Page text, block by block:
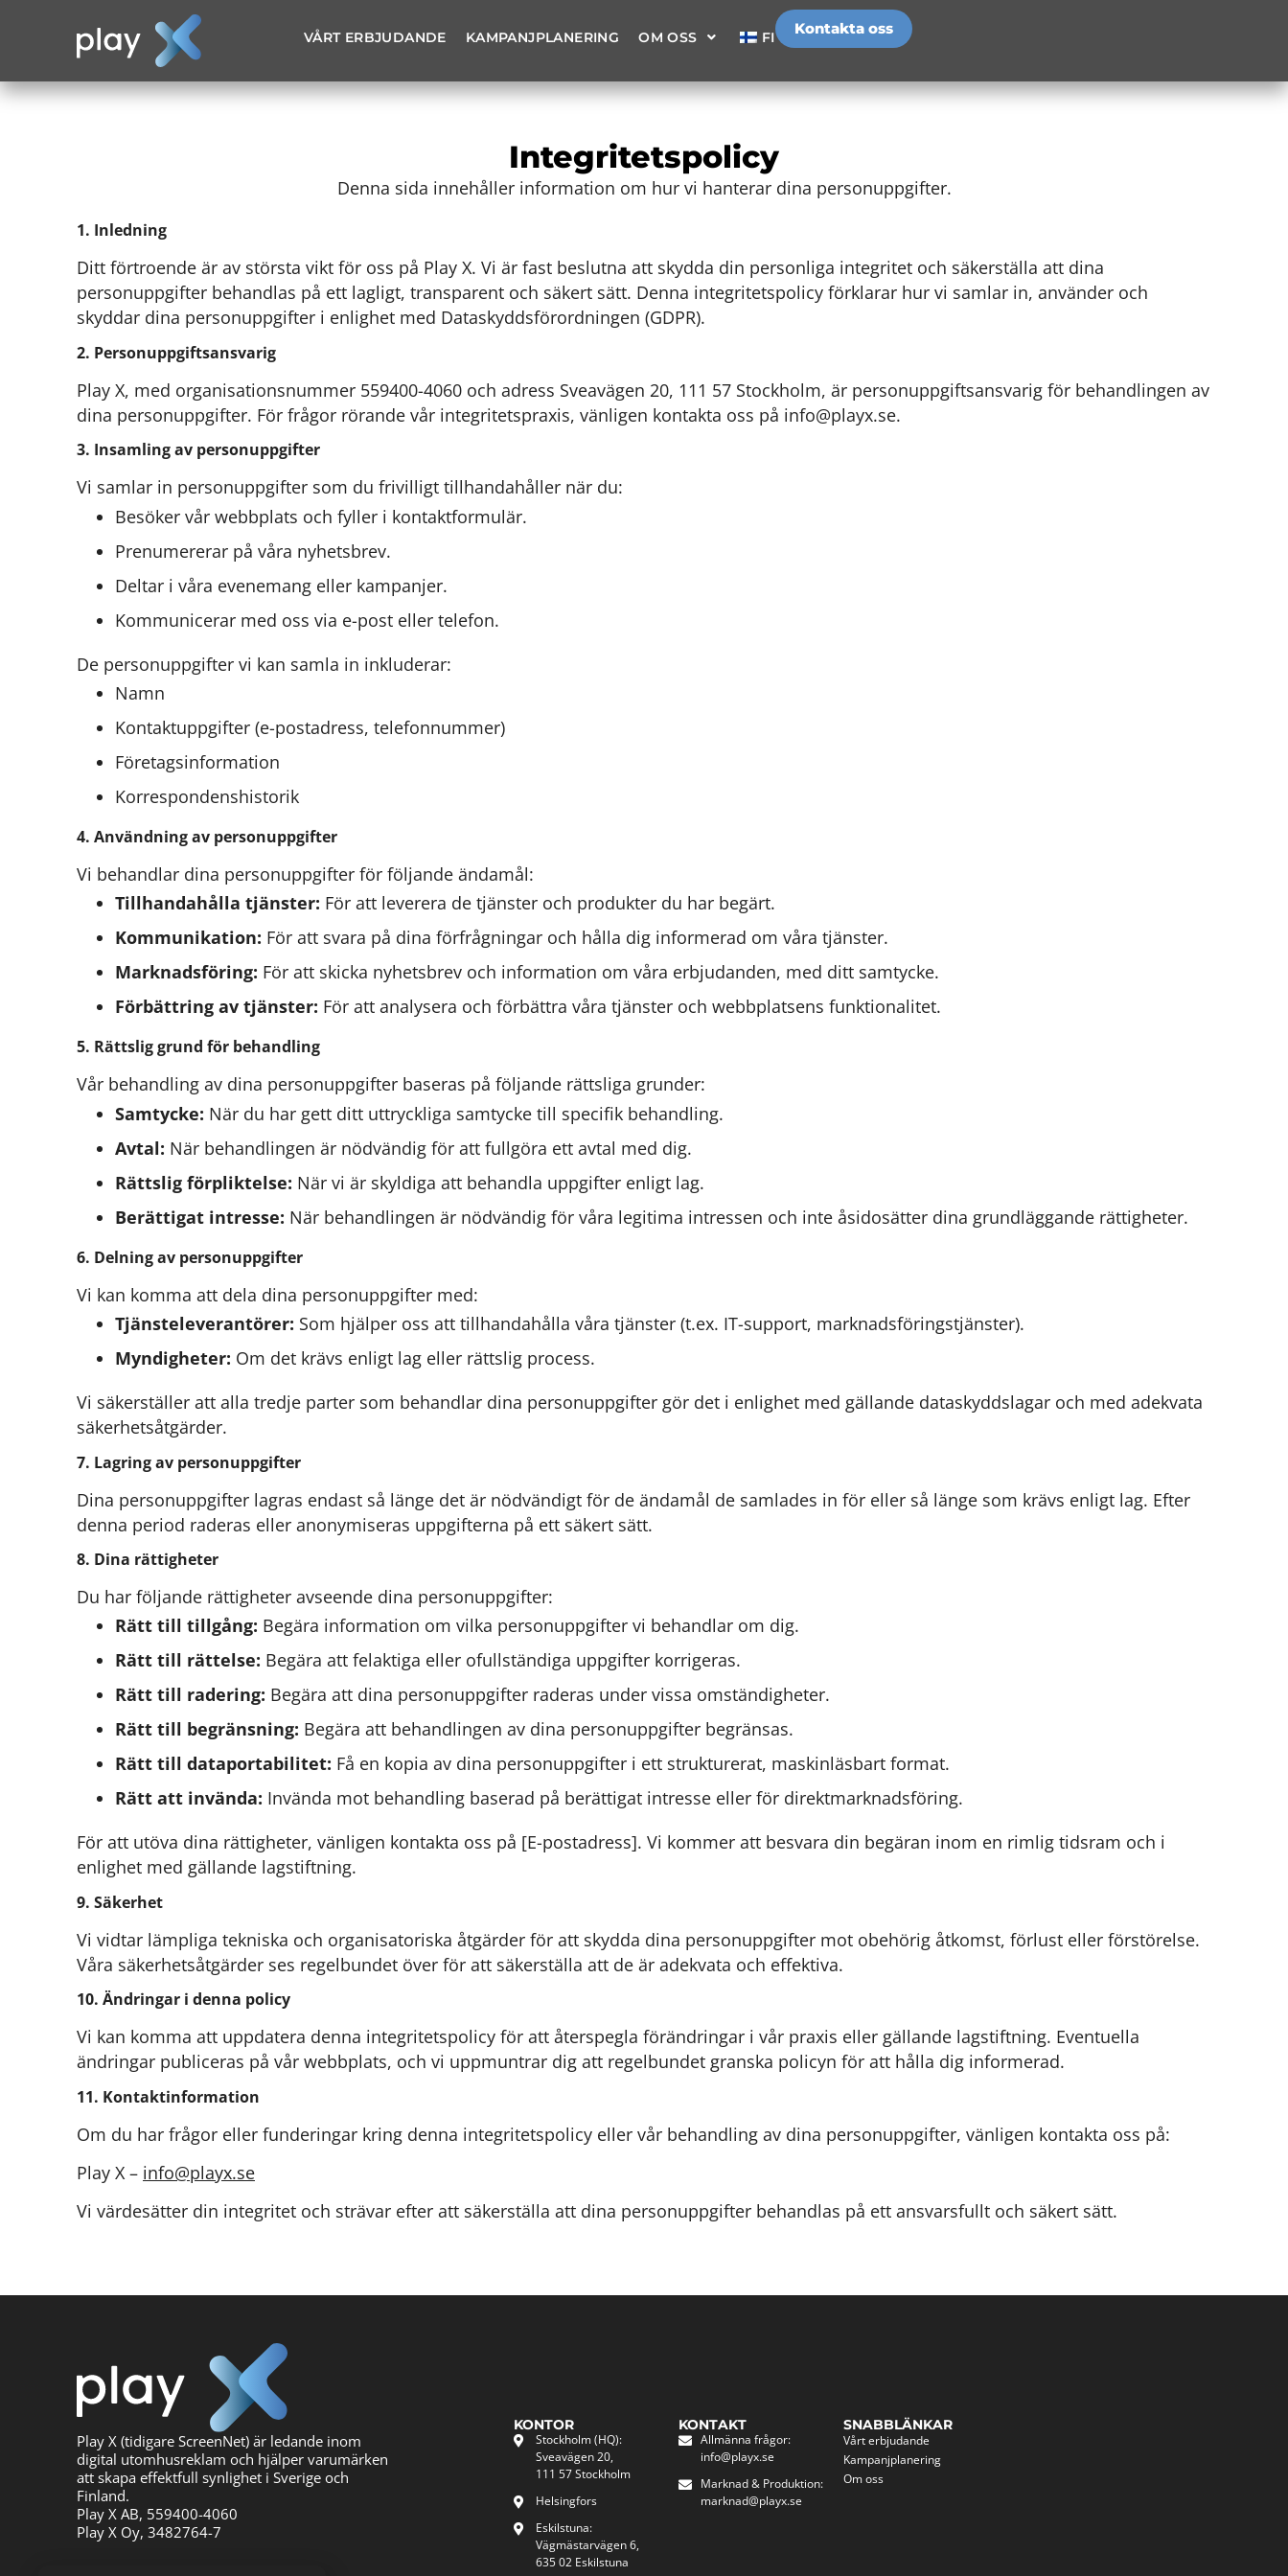
VÅRT ERBJUDANDE KAMPANJPLANERING OM OSS FI Kontakta oss
Integritetspolicy
Denna sida innehåller information om hur vi hanterar dina personuppgifter.
1. Inledning
Ditt förtroende är av största vikt för oss på Play X. Vi är fast beslutna att skydda din personliga integritet och säkerställa att dina
personuppgifter behandlas på ett lagligt, transparent och säkert sätt. Denna integritetspolicy förklarar hur vi samlar in, använder och
skyddar dina personuppgifter i enlighet med Dataskyddsförordningen (GDPR).
2. Personuppgiftsansvarig
Play X, med organisationsnummer 559400-4060 och adress Sveavägen 20, 111 57 Stockholm, är personuppgiftsansvarig för behandlingen av
dina personuppgifter. För frågor rörande vår integritetspraxis, vänligen kontakta oss på info@playx.se.
3. Insamling av personuppgifter
Vi samlar in personuppgifter som du frivilligt tillhandahåller när du:
Besöker vår webbplats och fyller i kontaktformulär.
Prenumererar på våra nyhetsbrev.
Deltar i våra evenemang eller kampanjer.
Kommunicerar med oss via e-post eller telefon.
De personuppgifter vi kan samla in inkluderar:
Namn
Kontaktuppgifter (e-postadress, telefonnummer)
Företagsinformation
Korrespondenshistorik
4. Användning av personuppgifter
Vi behandlar dina personuppgifter för följande ändamål:
Tillhandahålla tjänster: För att leverera de tjänster och produkter du har begärt.
Kommunikation: För att svara på dina förfrågningar och hålla dig informerad om våra tjänster.
Marknadsföring: För att skicka nyhetsbrev och information om våra erbjudanden, med ditt samtycke.
Förbättring av tjänster: För att analysera och förbättra våra tjänster och webbplatsens funktionalitet.
5. Rättslig grund för behandling
Vår behandling av dina personuppgifter baseras på följande rättsliga grunder:
Samtycke: När du har gett ditt uttryckliga samtycke till specifik behandling.
Avtal: När behandlingen är nödvändig för att fullgöra ett avtal med dig.
Rättslig förpliktelse: När vi är skyldiga att behandla uppgifter enligt lag.
Berättigat intresse: När behandlingen är nödvändig för våra legitima intressen och inte åsidosätter dina grundläggande rättigheter.
6. Delning av personuppgifter
Vi kan komma att dela dina personuppgifter med:
Tjänsteleverantörer: Som hjälper oss att tillhandahålla våra tjänster (t.ex. IT-support, marknadsföringstjänster).
Myndigheter: Om det krävs enligt lag eller rättslig process.
Vi säkerställer att alla tredje parter som behandlar dina personuppgifter gör det i enlighet med gällande dataskyddslagar och med adekvata
säkerhetsåtgärder.
7. Lagring av personuppgifter
Dina personuppgifter lagras endast så länge det är nödvändigt för de ändamål de samlades in för eller så länge som krävs enligt lag. Efter
denna period raderas eller anonymiseras uppgifterna på ett säkert sätt.
8. Dina rättigheter
Du har följande rättigheter avseende dina personuppgifter:
Rätt till tillgång: Begära information om vilka personuppgifter vi behandlar om dig.
Rätt till rättelse: Begära att felaktiga eller ofullständiga uppgifter korrigeras.
Rätt till radering: Begära att dina personuppgifter raderas under vissa omständigheter.
Rätt till begränsning: Begära att behandlingen av dina personuppgifter begränsas.
Rätt till dataportabilitet: Få en kopia av dina personuppgifter i ett strukturerat, maskinläsbart format.
Rätt att invända: Invända mot behandling baserad på berättigat intresse eller för direktmarknadsföring.
För att utöva dina rättigheter, vänligen kontakta oss på [E-postadress]. Vi kommer att besvara din begäran inom en rimlig tidsram och i
enlighet med gällande lagstiftning.
9. Säkerhet
Vi vidtar lämpliga tekniska och organisatoriska åtgärder för att skydda dina personuppgifter mot obehörig åtkomst, förlust eller förstörelse.
Våra säkerhetsåtgärder ses regelbundet över för att säkerställa att de är adekvata och effektiva.
10. Ändringar i denna policy
Vi kan komma att uppdatera denna integritetspolicy för att återspegla förändringar i vår praxis eller gällande lagstiftning. Eventuella
ändringar publiceras på vår webbplats, och vi uppmuntrar dig att regelbundet granska policyn för att hålla dig informerad.
11. Kontaktinformation
Om du har frågor eller funderingar kring denna integritetspolicy eller vår behandling av dina personuppgifter, vänligen kontakta oss på:
Play X – info@playx.se
Vi värdesätter din integritet och strävar efter att säkerställa att dina personuppgifter behandlas på ett ansvarsfullt och säkert sätt.
Play X (tidigare ScreenNet) är ledande inom
digital utomhusreklam och hjälper varumärken
att skapa effektfull synlighet i Sverige och
Finland.
Play X AB, 559400-4060
Play X Oy, 3482764-7
KONTOR
Stockholm (HQ):
Sveavägen 20,
111 57 Stockholm
Helsingfors
Eskilstuna:
Vägmästarvägen 6,
635 02 Eskilstuna
KONTAKT
Allmänna frågor:
info@playx.se
Marknad & Produktion:
marknad@playx.se
SNABBLÄNKAR
Vårt erbjudande
Kampanjplanering
Om oss